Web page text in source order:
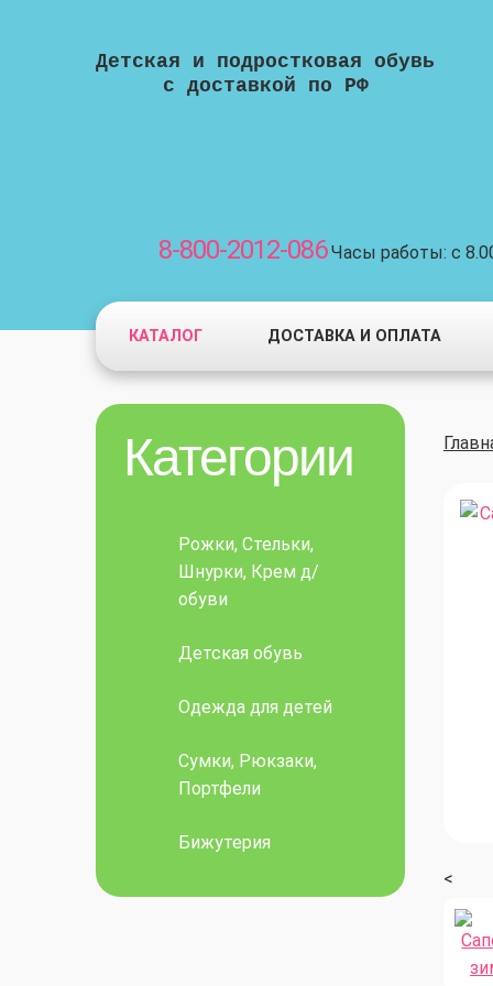
Детская и подростковая обувь
с доставкой по РФ
8-800-2012-086Часы работы: с
КАТАЛОГ ДОСТАВКА И ОПЛАТА
<
Категории
Рожки, Стельки,
Шнурки, Крем д/
обуви
Детская обувь
Одежда для детей
Сумки, Рюкзаки,
Портфели
Бижутерия